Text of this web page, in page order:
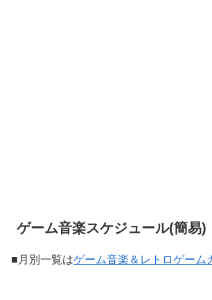
ゲーム音楽スケジュール(簡易)
■月別一覧はゲーム音楽＆レトロゲーム